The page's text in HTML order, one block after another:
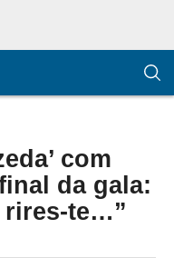
com
da gala:
rires-te…”